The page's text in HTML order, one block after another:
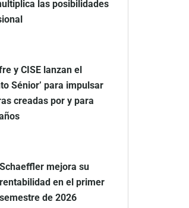
las posibilidades
y CISE lanzan el
Sénior’ para impulsar
creadas por y para
Schaeffler mejora su
rentabilidad en el primer
semestre de 2026